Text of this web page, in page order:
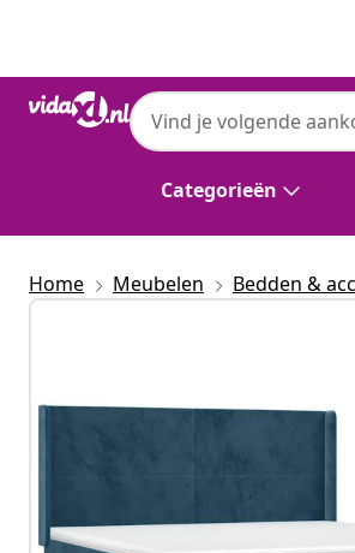
Categorieën
Home Meubelen Bedden &